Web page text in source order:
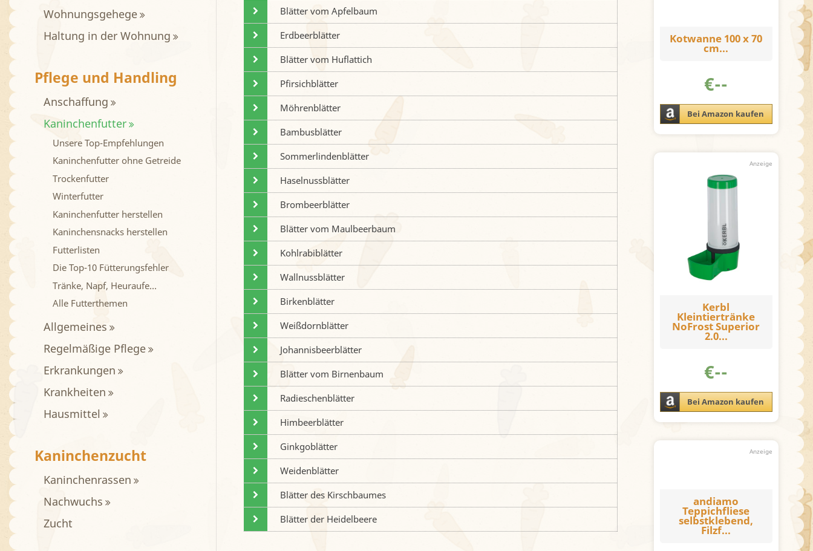
Wohnungsgehege
Haltung in der Wohnung
Pflege und Handling
Anschaffung
Kaninchenfutter
Unsere Top-Empfehlungen
Kaninchenfutter ohne Getreide
Trockenfutter
Winterfutter
Kaninchenfutter herstellen
Kaninchensnacks herstellen
Futterlisten
Die Top-10 Fütterungsfehler
Tränke, Napf, Heuraufe…
Alle Futterthemen
Allgemeines
Regelmäßige Pflege
Erkrankungen
Krankheiten
Hausmittel
Kaninchenzucht
Kaninchenrassen
Nachwuchs
Zucht
Blätter vom Apfelbaum
Erdbeerblätter
Blätter vom Huflattich
Pfirsichblätter
Möhrenblätter
Bambusblätter
Sommerlindenblätter
Haselnussblätter
Brombeerblätter
Blätter vom Maulbeerbaum
Kohlrabiblätter
Wallnussblätter
Birkenblätter
Weißdornblätter
Johannisbeerblätter
Blätter vom Birnenbaum
Radieschenblätter
Himbeerblätter
Ginkgoblätter
Weidenblätter
Blätter des Kirschbaumes
Blätter der Heidelbeere
Kotwanne 100 x 70
cm...
€--
Bei Amazon kaufen
Kerbl
Kleintiertränke
NoFrost Superior
2.0...
€--
Bei Amazon kaufen
andiamo
Teppichfliese
selbstklebend,
Filzf...